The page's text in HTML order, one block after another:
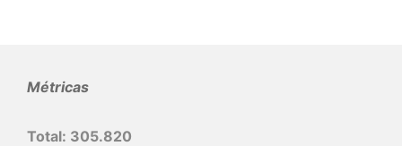
Métricas
Total: 305.820